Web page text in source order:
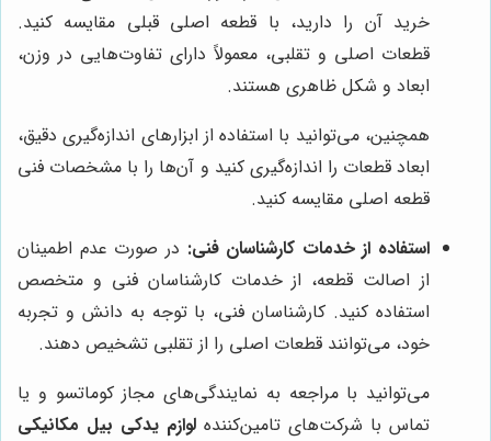
خرید آن را دارید، با قطعه اصلی قبلی مقایسه کنید.
قطعات اصلی و تقلبی، معمولاً دارای تفاوت‌هایی در وزن،
ابعاد و شکل ظاهری هستند.
همچنین، می‌توانید با استفاده از ابزارهای اندازه‌گیری دقیق،
ابعاد قطعات را اندازه‌گیری کنید و آن‌ها را با مشخصات فنی
قطعه اصلی مقایسه کنید.
استفاده از خدمات کارشناسان فنی: در صورت عدم اطمینان
از اصالت قطعه، از خدمات کارشناسان فنی و متخصص
استفاده کنید. کارشناسان فنی، با توجه به دانش و تجربه
خود، می‌توانند قطعات اصلی را از تقلبی تشخیص دهند.
می‌توانید با مراجعه به نمایندگی‌های مجاز کوماتسو و یا
تماس با شرکت‌های تامین‌کننده لوازم یدکی بیل مکانیکی